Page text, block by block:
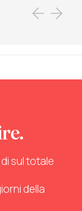
sul totale
della